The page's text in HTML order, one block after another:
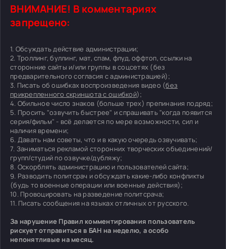
ВНИМАНИЕ! В комментариях
запрещено:
1. Обсуждать действие администрации;
2. Троллинг, буллинг, мат, спам, флуд, оффтоп, ссылки на
сторонние сайты и/или группы в соцсетях (без
предварительного согласия с администрацией);
3. Писать об ошибках воспроизведения видео (без
прикрепленного скриншота с ошибкой);
4. Обильное число знаков (больше трех) препинания подряд;
5. Просить "озвучить быстрее" и спрашивать "когда появится
серия/фильм" - всё делается по мере возможности, сил и
наличия времени;
6. Давать нам советы, что и в какую очередь озвучивать;
7. Заниматься рекламой сторонних творческих объединений/
групп/студий по озвучке/дубляжу;
8. Оскорблять администрацию и пользователей сайта;
9. Разводить политсрач и обсуждать какие-либо конфликты
(будь то военные операции или военные действия);
10. Провоцировать на разведение политсрача;
11. Писать сообщения на языках отличных от русского.
За нарушение Правил комментирования пользователь
рискует отправиться в БАН на неделю, а особо
непонятливые на месяц.